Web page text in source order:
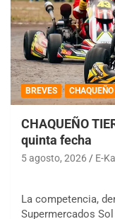
BREVES
CHAQUEÑO
quinta fecha
5 agosto, 2026 E-
La competencia,
Supermercados